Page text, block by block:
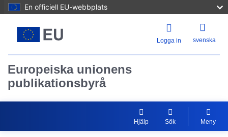
En officiell EU-webbplats
Logga in svenska
Europeiska unionens
publikationsbyrå
Hjälp Sök Meny